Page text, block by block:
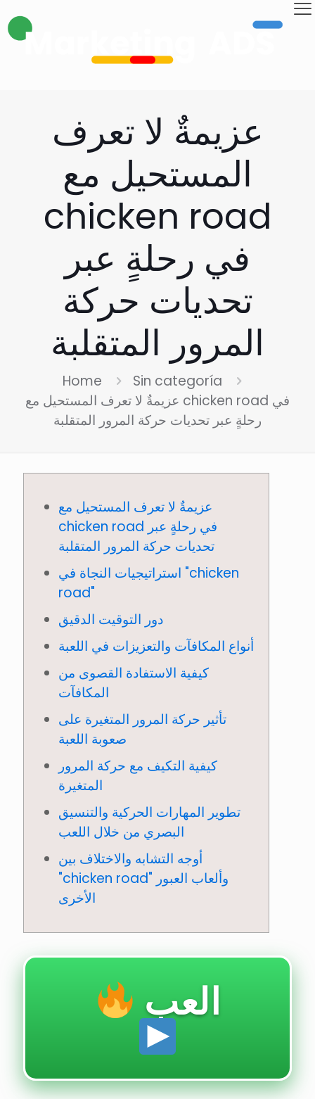
عزيمةٌ لا تعرف
المستحيل مع
chicken road
في رحلةٍ عبر
تحديات حركة
المرور المتقلبة
Home
Sin categoría
عزيمةٌ لا تعرف المستحيل مع chicken road في
رحلةٍ عبر تحديات حركة المرور المتقلبة
عزيمةٌ لا تعرف المستحيل مع
chicken road في رحلةٍ عبر
تحديات حركة المرور المتقلبة
استراتيجيات النجاة في "chicken
road"
دور التوقيت الدقيق
أنواع المكافآت والتعزيزات في اللعبة
كيفية الاستفادة القصوى من
المكافآت
تأثير حركة المرور المتغيرة على
صعوبة اللعبة
كيفية التكيف مع حركة المرور
المتغيرة
تطوير المهارات الحركية والتنسيق
البصري من خلال اللعب
أوجه التشابه والاختلاف بين
"chicken road" وألعاب العبور
الأخرى
العب